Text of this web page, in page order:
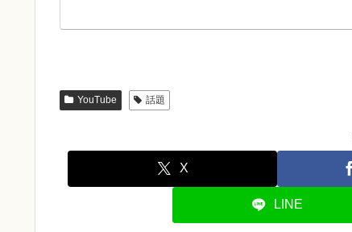
YouTube 話題
X
LINE